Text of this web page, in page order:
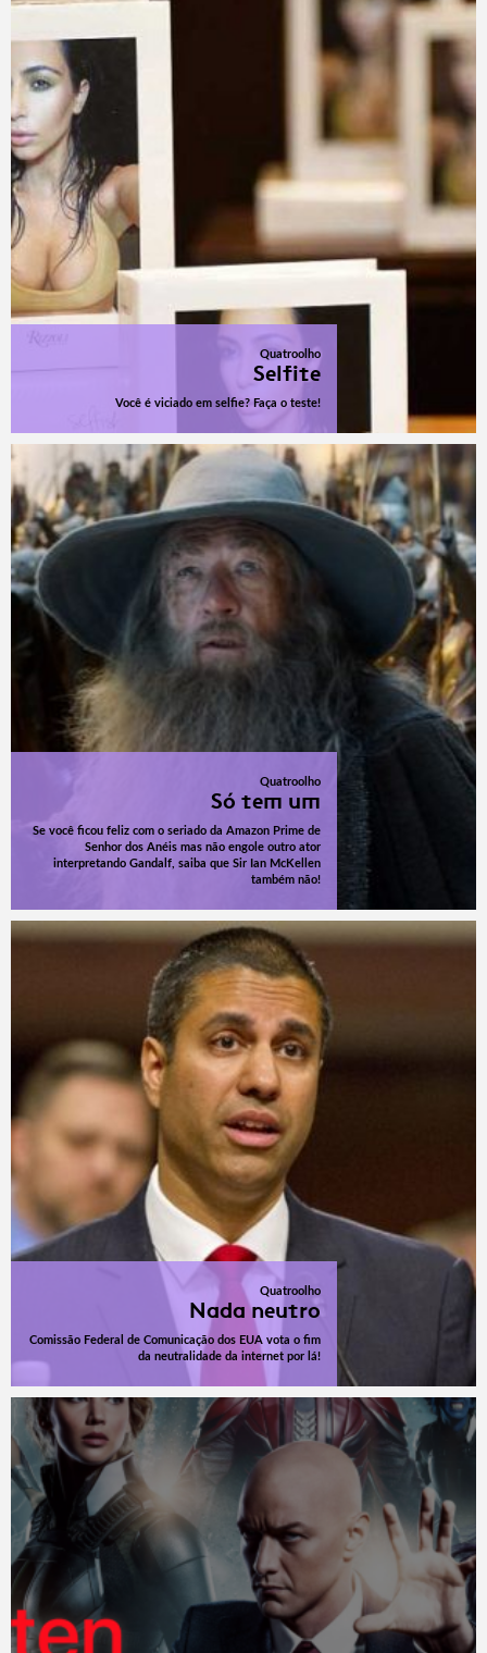
Quatroolho
Selfite
Você é viciado em selfie? Faça o teste!
Quatroolho
Só tem um
Se você ficou feliz com o seriado da Amazon Prime de
Senhor dos Anéis mas não engole outro ator
interpretando Gandalf, saiba que Sir Ian McKellen
também não!
Quatroolho
Nada neutro
Comissão Federal de Comunicação dos EUA vota o fim
da neutralidade da internet por lá!